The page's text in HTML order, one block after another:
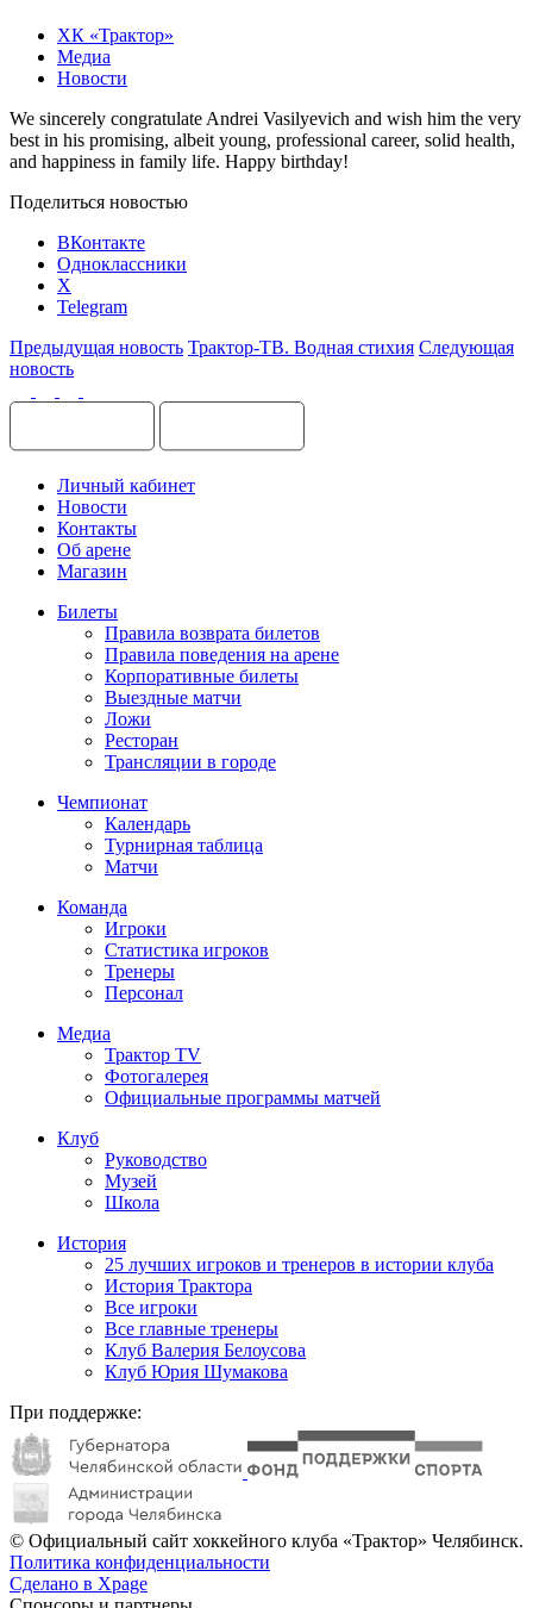
ХК «Трактор»
Медиа
Новости
We sincerely congratulate Andrei Vasilyevich and wish him the very
best in his promising, albeit young, professional career, solid health,
and happiness in family life. Happy birthday!
Поделиться новостью
ВКонтакте
Одноклассники
X
Telegram
Предыдущая новость Трактор-ТВ. Водная стихия Следующая
новость
Личный кабинет
Новости
Контакты
Об арене
Магазин
Билеты
Правила возврата билетов
Правила поведения на арене
Корпоративные билеты
Выездные матчи
Ложи
Ресторан
Трансляции в городе
Чемпионат
Календарь
Турнирная таблица
Матчи
Команда
Игроки
Статистика игроков
Тренеры
Персонал
Медиа
Трактор TV
Фотогалерея
Официальные программы матчей
Клуб
Руководство
Музей
Школа
История
25 лучших игроков и тренеров в истории клуба
История Трактора
Все игроки
Все главные тренеры
Клуб Валерия Белоусова
Клуб Юрия Шумакова
При поддержке:
© Официальный сайт хоккейного клуба «Трактор» Челябинск.
Политика конфиденциальности
Сделано в Xpage